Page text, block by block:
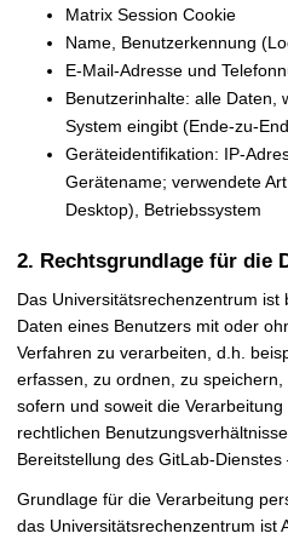
Matrix Session Cookie
Name, Benutzerkennung
E-Mail-Adresse und
Benutzerinhalte: alle Daten,
System eingibt (Ende-zu-
Geräteidentifikation: IP-
Gerätename; verwendete
Desktop), Betriebssystem
2. Rechtsgrundlage für die
Das Universitätsrechenzentrum
Daten eines Benutzers mit oder
Verfahren zu verarbeiten, d.h.
erfassen, zu ordnen, zu
sofern und soweit die
rechtlichen
Bereitstellung des GitLab-Dienstes
Grundlage für die Verarbeitung
das Universitätsrechenzentrum ist